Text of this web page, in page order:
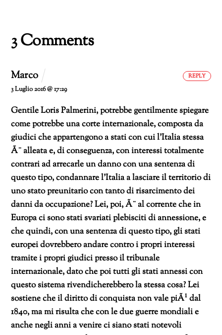
3 Comments
Marco
3 Luglio 2016 @ 17:29
Gentile Loris Palmerini,potrebbe gentilmente spiegare
come potrebbe una corte internazionale, composta da
giudici che appartengono a stati con cui l’Italia stessa
Ã¨ alleata e, di conseguenza, con interessi totalmente
contrari ad arrecarle un danno con una sentenza di
questo tipo, condannare l’Italia a lasciare il territorio di
uno stato preunitario con tanto di risarcimento dei
danni da occupazione? Lei, poi, Ã¨ al corrente che in
Europa ci sono stati svariati plebisciti di annessione, e
che quindi, con una sentenza di questo tipo, gli stati
europei dovrebbero andare contro i propri interessi
tramite i propri giudici presso il tribunale
internazionale, dato che poi tutti gli stati annessi con
questo sistema rivendicherebbero la stessa cosa? Lei
sostiene che il diritto di conquista non vale piÃ¹ dal
1840, ma mi risulta che con le due guerre mondiali e
anche negli anni a venire ci siano stati notevoli
REPLY